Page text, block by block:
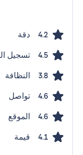
4.2 دقة
4.5 تسجيل
3.8 النظافة
4.6 تواصل
4.6 الموقع
4.1 قيمة